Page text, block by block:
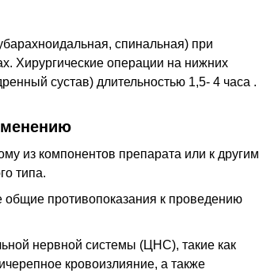
спинальная) при
Хирургические операции на нижних
сустав) длительностью 1,5- 4 часа .
из компонентов препарата или к другим
типа.
противопоказания к проведению
нервной системы (ЦНС), такие как
кровоизлияние, а также